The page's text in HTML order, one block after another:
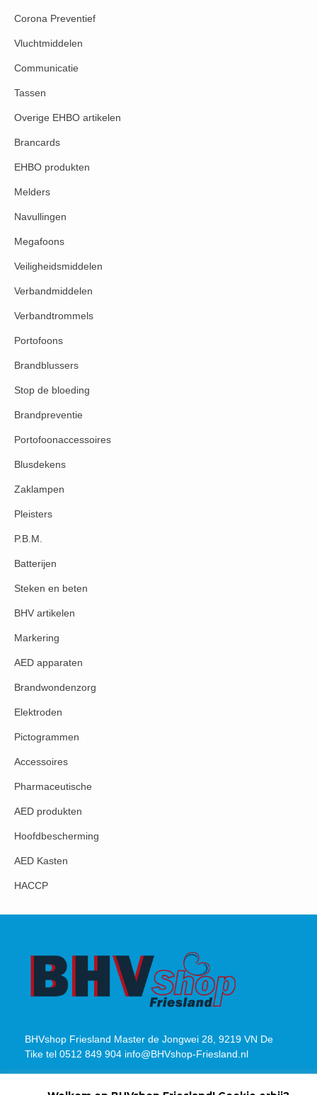
Corona Preventief
Vluchtmiddelen
Communicatie
Tassen
Overige EHBO artikelen
Brancards
EHBO produkten
Melders
Navullingen
Megafoons
Veiligheidsmiddelen
Verbandmiddelen
Verbandtrommels
Portofoons
Brandblussers
Stop de bloeding
Brandpreventie
Portofoonaccessoires
Blusdekens
Zaklampen
Pleisters
P.B.M.
Batterijen
Steken en beten
BHV artikelen
Markering
AED apparaten
Brandwondenzorg
Elektroden
Pictogrammen
Accessoires
Pharmaceutische
AED produkten
Hoofdbescherming
AED Kasten
HACCP
BHVshop Friesland Master de Jongwei 28, 9219 VN De
Tike tel 0512 849 904 info@BHVshop-Friesland.nl